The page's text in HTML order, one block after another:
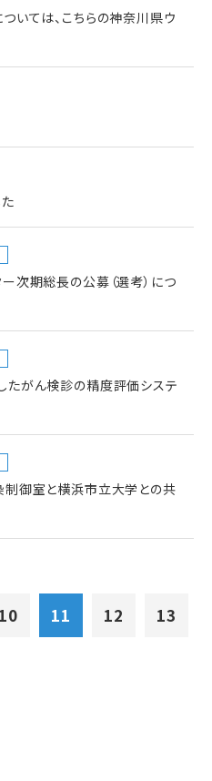
いては、こちらの神奈川県ウ
次期総長の公募（選考）につ
がん検診の精度評価システ
御室と横浜市立大学との共
10 11 12 13